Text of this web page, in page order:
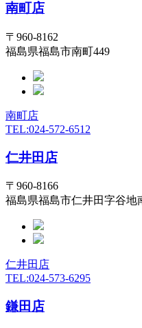
南町店
〒960-8162
福島県福島市南町449
南町店
TEL:024-572-6512
仁井田店
〒960-8166
福島県福島市仁井田字谷地
仁井田店
TEL:024-573-6295
鎌田店